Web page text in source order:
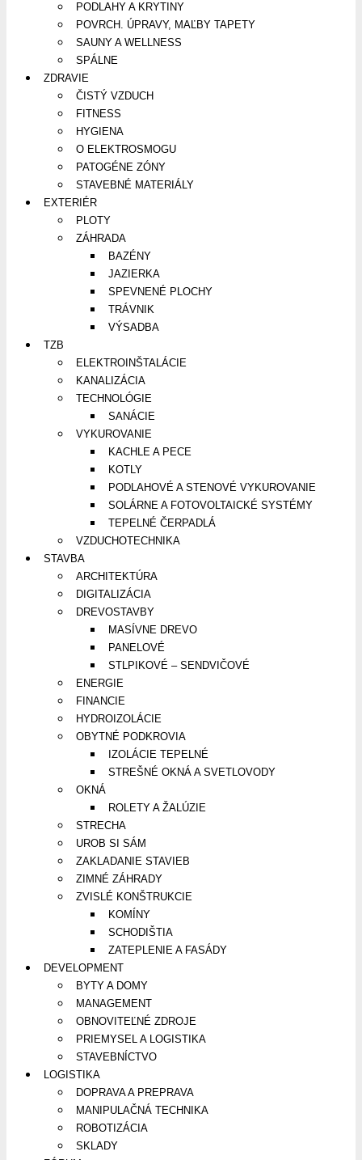
PODLAHY A KRYTINY
POVRCH. ÚPRAVY, MAĽBY TAPETY
SAUNY A WELLNESS
SPÁLNE
ZDRAVIE
ČISTÝ VZDUCH
FITNESS
HYGIENA
O ELEKTROSMOGU
PATOGÉNE ZÓNY
STAVEBNÉ MATERIÁLY
EXTERIÉR
PLOTY
ZÁHRADA
BAZÉNY
JAZIERKA
SPEVNENÉ PLOCHY
TRÁVNIK
VÝSADBA
TZB
ELEKTROINŠTALÁCIE
KANALIZÁCIA
TECHNOLÓGIE
SANÁCIE
VYKUROVANIE
KACHLE A PECE
KOTLY
PODLAHOVÉ A STENOVÉ VYKUROVANIE
SOLÁRNE A FOTOVOLTAICKÉ SYSTÉMY
TEPELNÉ ČERPADLÁ
VZDUCHOTECHNIKA
STAVBA
ARCHITEKTÚRA
DIGITALIZÁCIA
DREVOSTAVBY
MASÍVNE DREVO
PANELOVÉ
STLPIKOVÉ – SENDVIČOVÉ
ENERGIE
FINANCIE
HYDROIZOLÁCIE
OBYTNÉ PODKROVIA
IZOLÁCIE TEPELNÉ
STREŠNÉ OKNÁ A SVETLOVODY
OKNÁ
ROLETY A ŽALÚZIE
STRECHA
UROB SI SÁM
ZAKLADANIE STAVIEB
ZIMNÉ ZÁHRADY
ZVISLÉ KONŠTRUKCIE
KOMÍNY
SCHODIŠTIA
ZATEPLENIE A FASÁDY
DEVELOPMENT
BYTY A DOMY
MANAGEMENT
OBNOVITEĽNÉ ZDROJE
PRIEMYSEL A LOGISTIKA
STAVEBNÍCTVO
LOGISTIKA
DOPRAVA A PREPRAVA
MANIPULAČNÁ TECHNIKA
ROBOTIZÁCIA
SKLADY